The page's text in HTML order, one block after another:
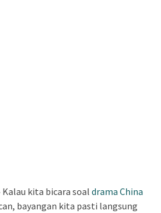
Kalau kita bicara soal drama China
bayangan kita pasti langsung